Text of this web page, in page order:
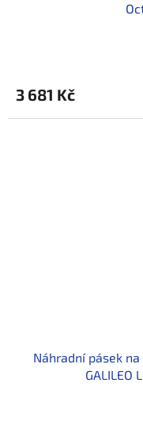
3 681 Kč
Náhradní pásek na
GALILEO